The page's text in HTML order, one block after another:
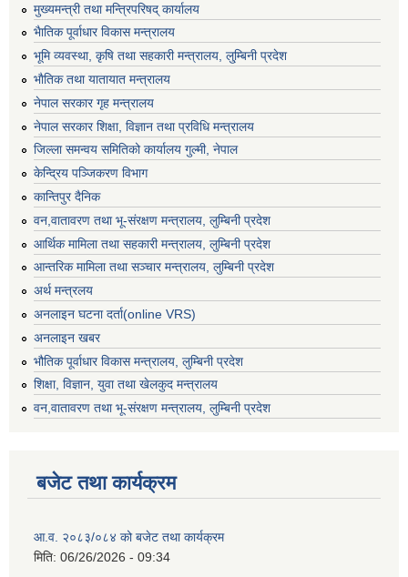
मुख्यमन्त्री तथा मन्त्रिपरिषद् कार्यालय
भैातिक पूर्वाधार विकास मन्त्रालय
भूमि व्यवस्था, कृषि तथा सहकारी मन्त्रालय, लु्म्बिनी प्रदेश
भाैतिक तथा यातायात मन्त्रालय
नेपाल सरकार गृह मन्त्रालय
नेपाल सरकार शिक्षा, विज्ञान तथा प्रविधि मन्त्रालय
जिल्ला समन्वय समितिको कार्यालय गुल्मी, नेपाल
केन्द्रिय पञ्जिकरण विभाग
कान्तिपुर दैनिक
वन,वातावरण तथा भू-संरक्षण मन्त्रालय, लुम्बिनी प्रदेश
आर्थिक मामिला तथा सहकारी मन्त्रालय, लुम्बिनी प्रदेश
आन्तरिक मामिला तथा सञ्चार मन्त्रालय, लुम्बिनी प्रदेश
अर्थ मन्त्रलय
अनलाइन घटना दर्ता(online VRS)
अनलाइन खबर
भौतिक पूर्वाधार विकास मन्त्रालय, लुम्बिनी प्रदेश
शिक्षा, विज्ञान, युवा तथा खेलकुद मन्‍‍त्रालय
वन,वातावरण तथा भू-संरक्षण मन्त्रालय, लुम्बिनी प्रदेश
बजेट तथा कार्यक्रम
आ.व. २०८३/०८४ को बजेट तथा कार्यक्रम
मिति: 06/26/2026 - 09:34